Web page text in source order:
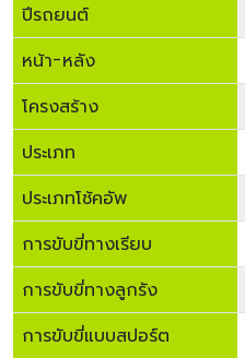
ปีรถยนต์
หน้า-หลัง
โครงสร้าง
ประเภท
ประเภทโช้คอัพ
การขับขี่ทางเรียบ
การขับขี่ทางลูกรัง
การขับขี่แบบสปอร์ต